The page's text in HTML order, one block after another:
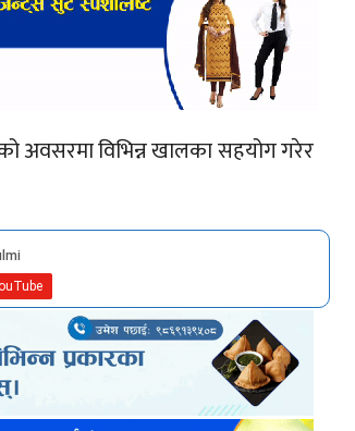
अवसरमा विभिन्न खालका सहयोग गरेर